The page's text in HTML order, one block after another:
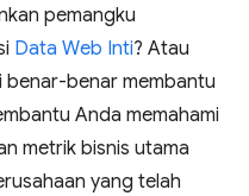
pemangku
Data Web Inti? Atau
benar-benar membantu
Anda memahami
metrik bisnis utama
yang telah